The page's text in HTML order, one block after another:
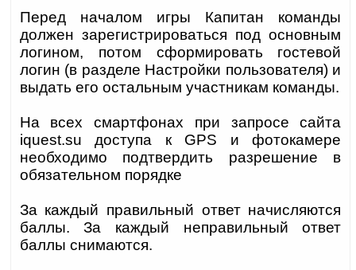
Перед началом игры Капитан команды
должен зарегистрироваться под основным
логином, потом сформировать гостевой
логин (в разделе Настройки пользователя) и
выдать его остальным участникам команды.
На всех смартфонах при запросе сайта
iquest.su доступа к GPS и фотокамере
необходимо подтвердить разрешение в
обязательном порядке
За каждый правильный ответ начисляются
баллы. За каждый неправильный ответ
баллы снимаются.